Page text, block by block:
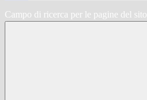
Campo di ricerca per le pagine del sito